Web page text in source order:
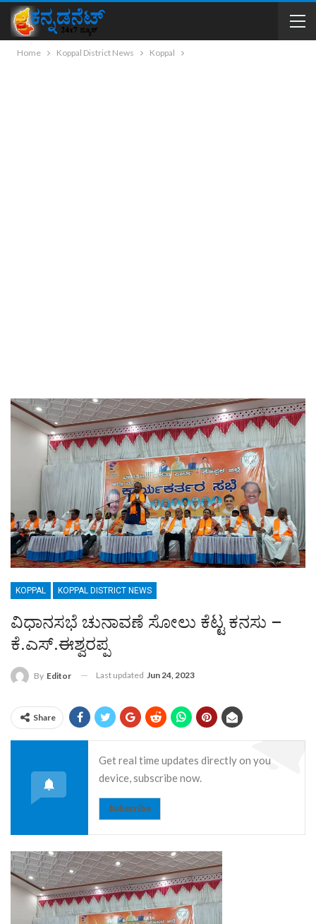
Home Koppal District News Koppal
KOPPAL KOPPAL DISTRICT NEWS
ವಿಧಾನಸಭೆ ಚುನಾವಣೆ ಸೋಲು ಕೆಟ್ಟ ಕನಸು –
ಕೆ.ಎಸ್.ಈಶ್ವರಪ್ಪ
By Editor Last updated Jun 24, 2023
Share
Get real time updates directly on you
device, subscribe now.
Subscribe